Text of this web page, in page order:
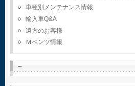
車種別メンテナンス情報
輸入車Q&A
遠方のお客様
Ｍベンツ情報
–